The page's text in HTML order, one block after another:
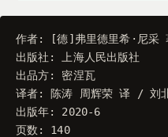
作者: [德]弗里德里希 · 尼采
出版社 :
上海人民出版社
出品方:
密涅瓦
译者: 陈涛 周辉荣 译 / 刘
出版年: 2020-6
页数 :
140